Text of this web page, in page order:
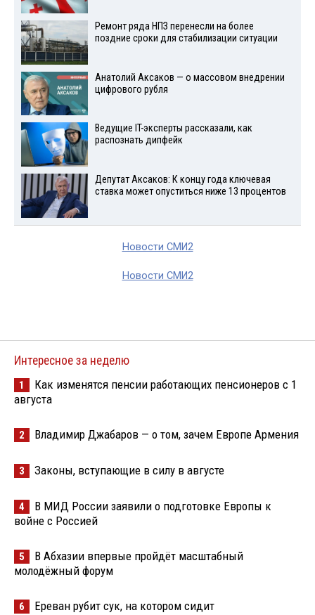
Ремонт ряда НПЗ перенесли на более
поздние сроки для стабилизации ситуации
Анатолий Аксаков — о массовом внедрении
цифрового рубля
Ведущие IT-эксперты рассказали, как
распознать дипфейк
Депутат Аксаков: К концу года ключевая
ставка может опуститься ниже 13 процентов
Новости СМИ2
Новости СМИ2
Интересное за неделю
1
Как изменятся пенсии работающих пенсионеров с 1
августа
2 Владимир Джабаров — о том, зачем Европе Армения
3 Законы, вступающие в силу в августе
4
В МИД России заявили о подготовке Европы к
войне с Россией
5
В Абхазии впервые пройдёт масштабный
молодёжный форум
6 Ереван рубит сук, на котором сидит